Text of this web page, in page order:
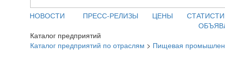
НОВОСТИ ПРЕСС-РЕЛИЗЫ ЦЕНЫ
Каталог предприятий
Каталог предприятий по отраслям > Пищевая